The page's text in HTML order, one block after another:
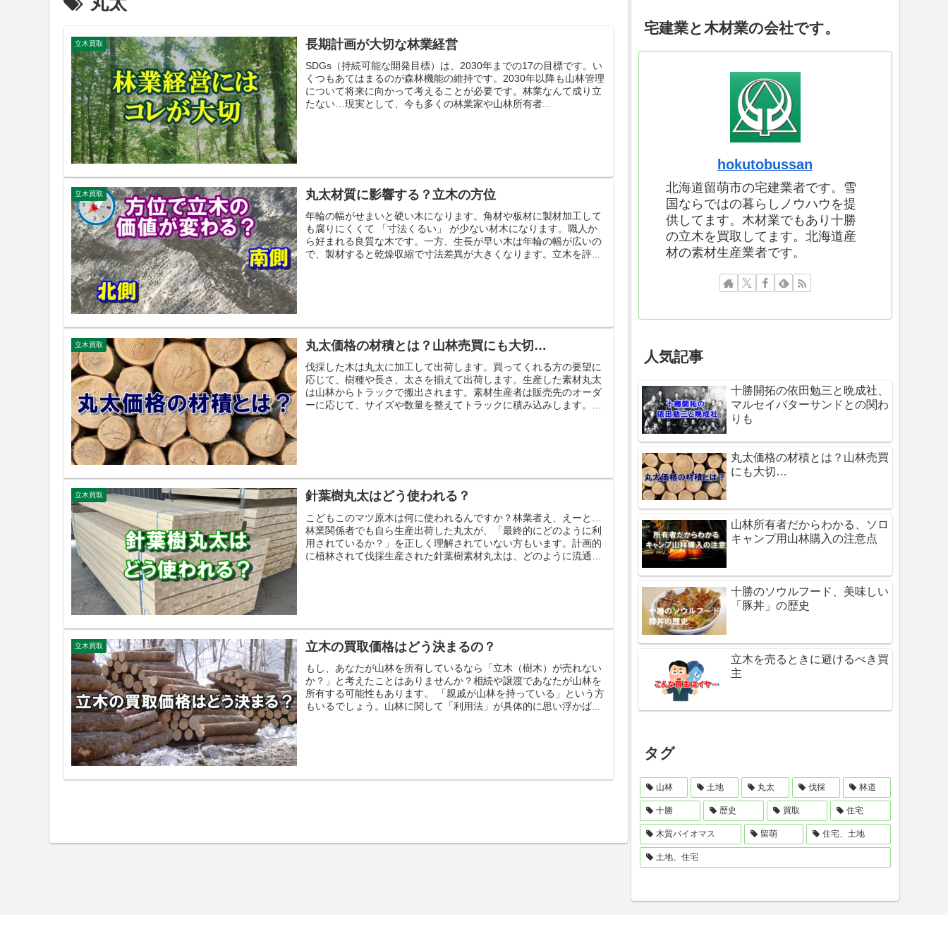
立木買取 長期計画が大切な林業経営
SDGs（持続可能な開発目標）は、2030年までの17の目標です。い
くつもあてはまるのが森林機能の維持です。2030年以降も山林管理
について将来に向かって考えることが必要です。林業なんて成り立
たない…現実として、今も多くの林業家や山林所有者...
立木買取 丸太材質に影響する？立木の方位
年輪の幅がせまいと硬い木になります。角材や板材に製材加工して
も腐りにくくて 「寸法くるい」 が少ない材木になります。職人か
ら好まれる良質な木です。一方、生長が早い木は年輪の幅が広いの
で、製材すると乾燥収縮で寸法差異が大きくなります。立木を評...
立木買取 丸太価格の材積とは？山林売買にも大切…
伐採した木は丸太に加工して出荷します。買ってくれる方の要望に
応じて、樹種や長さ、太さを揃えて出荷します。生産した素材丸太
は山林からトラックで搬出されます。素材生産者は販売先のオーダ
ーに応じて、サイズや数量を整えてトラックに積み込みします。
立木買取 針葉樹丸太はどう使われる？
こどもこのマツ原木は何に使われるんですか？林業者え、えーと…
林業関係者でも自ら生産出荷した丸太が、「最終的にどのように利
用されているか？」を正しく理解されていない方もいます。計画的
に植林されて伐採生産された針葉樹素材丸太は、どのように流通
立木買取 立木の買取価格はどう決まるの？
もし、あなたが山林を所有しているなら「立木（樹木）が売れない
か？」と考えたことはありませんか？相続や譲渡であなたが山林を
所有する可能性もあります。 「親戚が山林を持っている」という方
もいるでしょう。山林に関して「利用法」が具体的に思い浮かば...
宅建業と木材業の会社です。
hokutobussan
北海道留萌市の宅建業者です。雪
国ならではの暮らしノウハウを提
供してます。木材業でもあり十勝
の立木を買取してます。北海道産
材の素材生産業者です。
人気記事
十勝開拓の依田勉三と晩成社、
マルセイバターサンドとの関わ
りも
丸太価格の材積とは？山林売買
にも大切…
山林所有者だからわかる、ソロ
キャンプ用山林購入の注意点
十勝のソウルフード、美味しい
「豚丼」の歴史
立木を売るときに避けるべき買
主
タグ
山林 土地 丸太 伐採 林道
十勝 歴史 買取 住宅
木質バイオマス 留萌 住宅、土地
土地、住宅